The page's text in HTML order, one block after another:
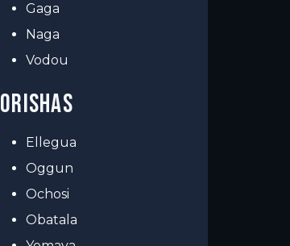
Gaga
Naga
Vodou
ORISHAS
Ellegua
Oggun
Ochosi
Obatala